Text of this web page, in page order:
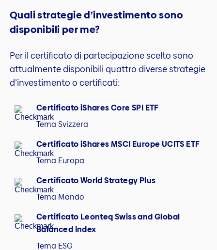
Quali strategie d’investimento sono
disponibili per me?
Per il certificato di partecipazione scelto sono
attualmente disponibili quattro diverse strategie
d’investimento o certificati:
Certificato iShares Core SPI ETF
Tema Svizzera
Certificato iShares MSCI Europe UCITS ETF
Tema Europa
Certificato World Strategy Plus
Tema Mondo
Certificato Leonteq Swiss and Global
Balanced Index
Tema ESG